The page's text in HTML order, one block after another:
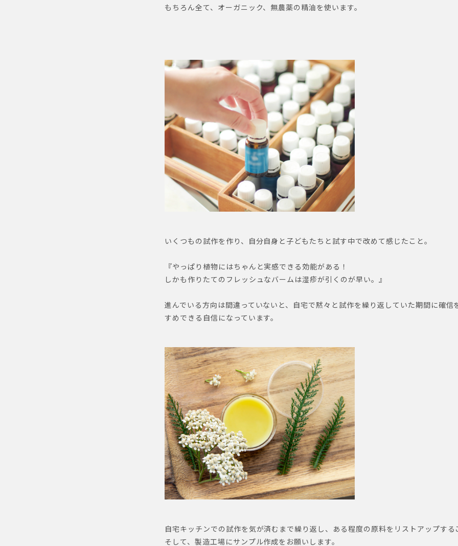
もちろん全て、オーガニック、無農薬の精油を使います。
いくつもの試作を作り、自分自身と子どもたちと試す中で改めて感じたこと。
『やっぱり植物にはちゃんと実感できる効能がある！
しかも作りたてのフレッシュなバームは湿疹が引くのが早い。』
進んでいる方向は間違っていないと、自宅で黙々と試作を繰り返していた期間に確
すめできる自信になっています。
自宅キッチンでの試作を気が済むまで繰り返し、ある程度の原料をリストアップする
そして、製造工場にサンプル作成をお願いします。